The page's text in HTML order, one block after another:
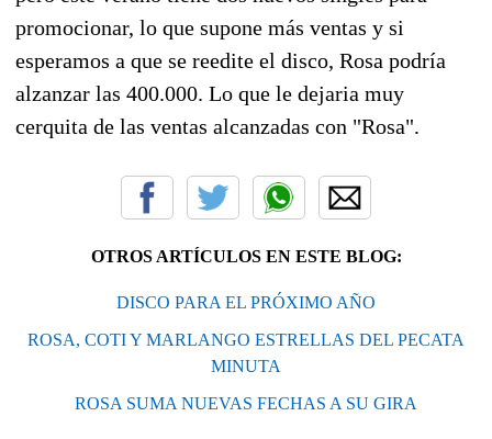
promocionar, lo que supone más ventas y si
esperamos a que se reedite el disco, Rosa podría
alzanzar las 400.000. Lo que le dejaria muy
cerquita de las ventas alcanzadas con "Rosa".
OTROS ARTÍCULOS EN ESTE BLOG:
DISCO PARA EL PRÓXIMO AÑO
ROSA, COTI Y MARLANGO ESTRELLAS DEL PECATA
MINUTA
ROSA SUMA NUEVAS FECHAS A SU GIRA